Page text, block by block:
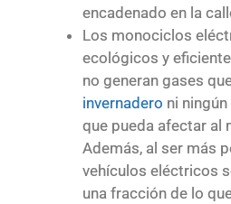
encadenado en la
Los monociclos
ecológicos y
no generan gases
invernadero ni
que pueda afectar al
Además, al ser más
vehículos eléctricos
una fracción de lo